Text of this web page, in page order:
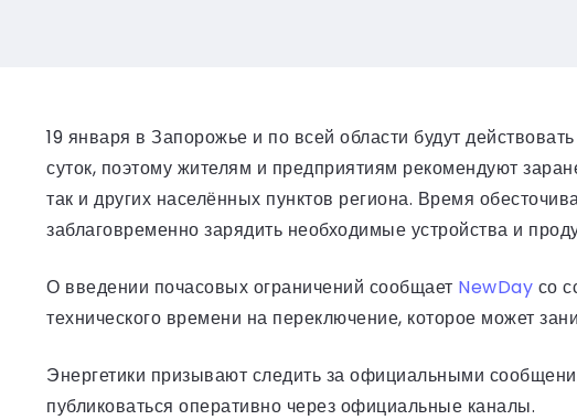
19 января в Запорожье и по всей области будут
суток, поэтому жителям и предприятиям рекомендуют
так и других населённых пунктов региона. Время
заблаговременно зарядить необходимые устройства и
О введении почасовых ограничений сообщает NewDay со
технического времени на переключение, которое может
Энергетики призывают следить за официальными
публиковаться оперативно через официальные каналы.